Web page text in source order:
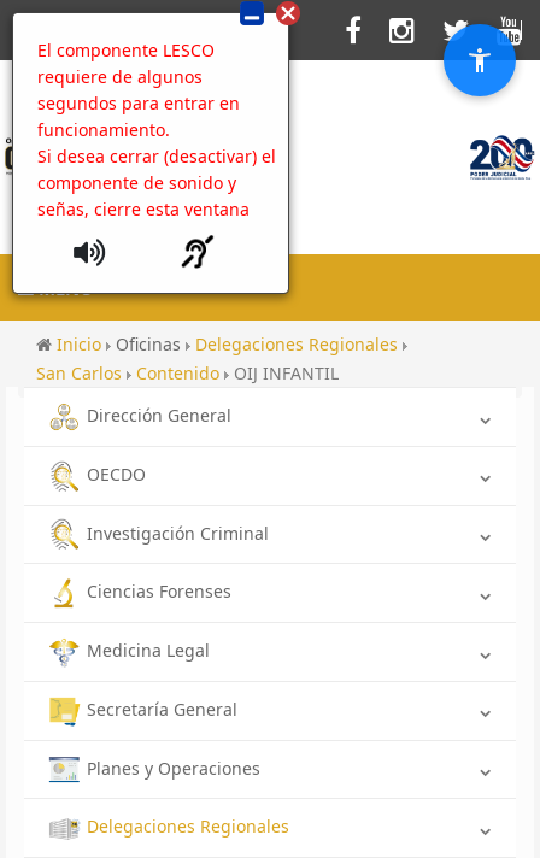
El componente LESCO
requiere de algunos
segundos para entrar en
funcionamiento.
Si desea cerrar (desactivar) el
componente de sonido y
señas, cierre esta ventana
MENU
Inicio Oficinas
Delegaciones Regionales
San Carlos
Contenido
OIJ INFANTIL
Dirección General
OECDO
Investigación Criminal
Ciencias Forenses
Medicina Legal
Secretaría General
Planes y Operaciones
Delegaciones Regionales